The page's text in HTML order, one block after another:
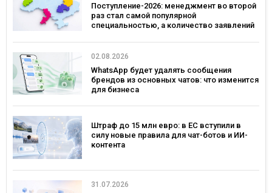
Поступление-2026: менеджмент во второй
раз стал самой популярной
специальностью, а количество заявлений
02.08.2026
WhatsApp будет удалять сообщения
брендов из основных чатов: что изменится
для бизнеса
Штраф до 15 млн евро: в ЕС вступили в
силу новые правила для чат-ботов и ИИ-
контента
31.07.2026